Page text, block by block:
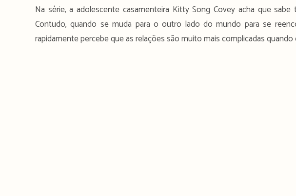
Na série, a adolescente casamenteira Kitty Song Covey acha que
Contudo, quando se muda para o outro lado do mundo para se
rapidamente percebe que as relações são muito mais complicadas